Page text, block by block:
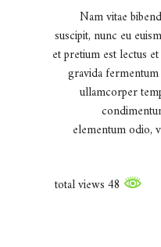
Nam vitae
suscipit, nunc eu
et pretium est lectus
gravida
ullamcorper
elementum odio,